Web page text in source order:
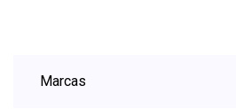
Marcas